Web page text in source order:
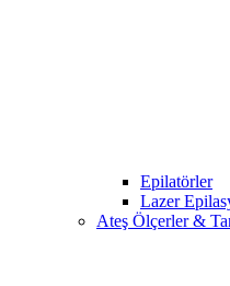
Epilatörler
Lazer
Ateş Ölçerler &